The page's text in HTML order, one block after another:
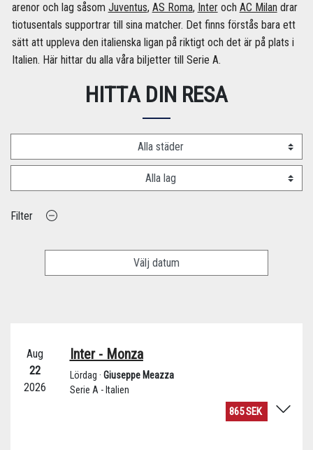
arenor och lag såsom Juventus, AS Roma, Interoch AC Milan drar
tiotusentals supportrar till sina matcher. Det finns förstås bara ett
sätt att uppleva den italienska ligan på riktigt och det är på plats i
Italien. Här hittar du alla våra biljetter till Serie A.